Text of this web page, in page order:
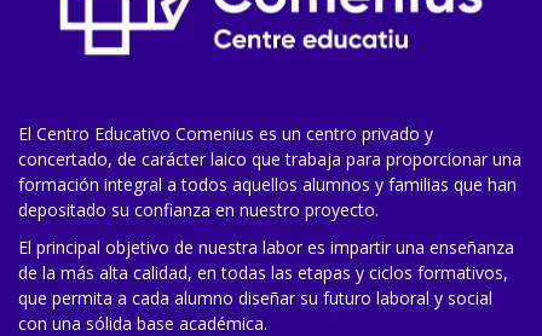
El Centro Educativo Comenius es un centro privado y
concertado, de carácter laico que trabaja para proporcionar una
formación integral a todos aquellos alumnos y familias que han
depositado su confianza en nuestro proyecto.
El principal objetivo de nuestra labor es impartir una enseñanza
de la más alta calidad, en todas las etapas y ciclos formativos,
que permita a cada alumno diseñar su futuro laboral y social
con una sólida base académica.